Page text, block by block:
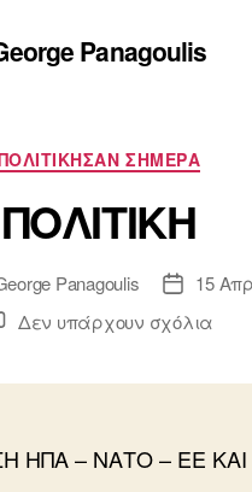
Panagoulis
Κατηγορίες
ΣΗΜΕΡΑ
ΠΟΛΙΤΙΚΗ
Panagoulis
Ημ.15
Δεν υπάρχουν σχόλια
ΗΠΑ – ΝΑΤΟ – ΕΕ ΚΑΙ